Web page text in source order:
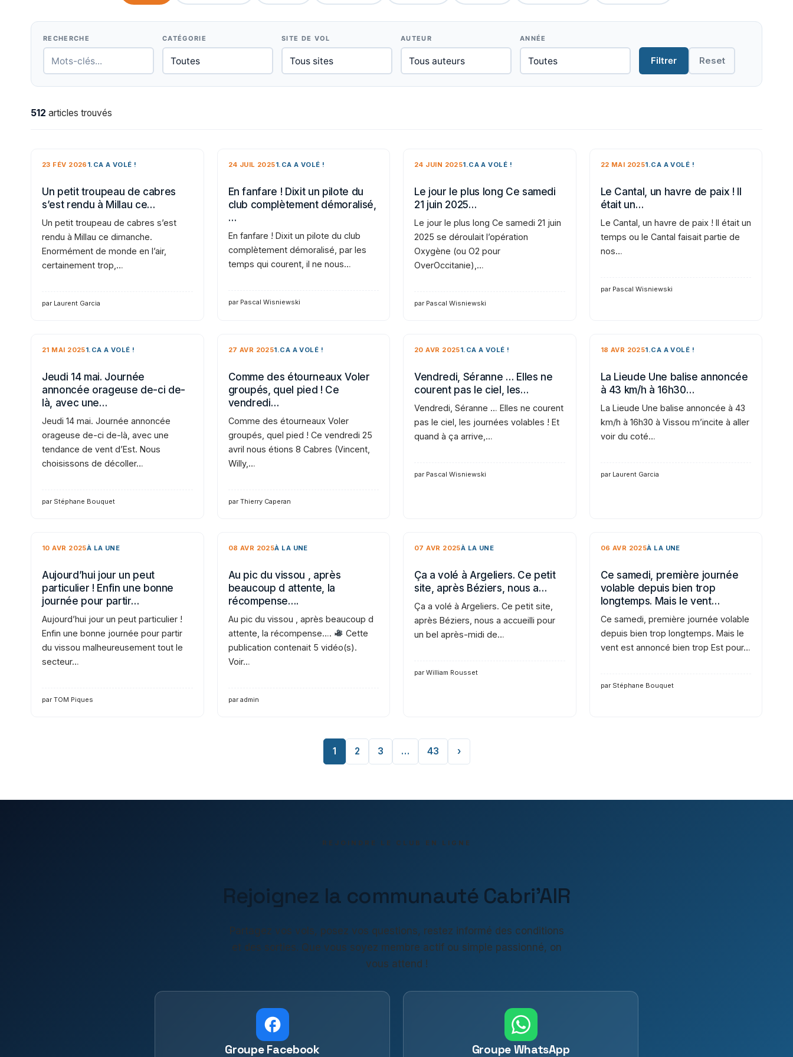
RECHERCHE CATÉGORIE SITE DE VOL AUTEUR ANNÉE
Filtrer Reset
512 articles trouvés
23 FÉV 2026 1.CA A VOLÉ !
Un petit troupeau de cabres
s’est rendu à Millau ce…
Un petit troupeau de cabres s’est
rendu à Millau ce dimanche.
Enormément de monde en l’air,
certainement trop,…
par Laurent Garcia
24 JUIL 20251.CA A VOLÉ !
En fanfare ! Dixit un pilote du
club complètement démoralisé,
…
En fanfare ! Dixit un pilote du club
complètement démoralisé, par les
temps qui courent, il ne nous…
par Pascal Wisniewski
24 JUIN 20251.CA A VOLÉ !
Le jour le plus long Ce samedi
21 juin 2025…
Le jour le plus long Ce samedi 21 juin
2025 se déroulait l’opération
Oxygène (ou O2 pour
OverOccitanie),…
par Pascal Wisniewski
22 MAI 20251.CA A VOLÉ !
Le Cantal, un havre de paix ! Il
était un…
Le Cantal, un havre de paix ! Il était un
temps ou le Cantal faisait partie de
nos…
par Pascal Wisniewski
21 MAI 20251.CA A VOLÉ !
Jeudi 14 mai. Journée
annoncée orageuse de-ci de-
là, avec une…
Jeudi 14 mai. Journée annoncée
orageuse de-ci de-là, avec une
tendance de vent d’Est. Nous
choisissons de décoller…
par Stéphane Bouquet
27 AVR 20251.CA A VOLÉ !
Comme des étourneaux Voler
groupés, quel pied ! Ce
vendredi…
Comme des étourneaux Voler
groupés, quel pied ! Ce vendredi 25
avril nous étions 8 Cabres (Vincent,
Willy,…
par Thierry Caperan
20 AVR 20251.CA A VOLÉ !
Vendredi, Séranne … Elles ne
courent pas le ciel, les…
Vendredi, Séranne … Elles ne courent
pas le ciel, les journées volables ! Et
quand à ça arrive,…
par Pascal Wisniewski
18 AVR 20251.CA A VOLÉ !
La Lieude Une balise annoncée
à 43 km/h à 16h30…
La Lieude Une balise annoncée à 43
km/h à 16h30 à Vissou m’incite à aller
voir du coté…
par Laurent Garcia
10 AVR 2025À LA UNE
Aujourd’hui jour un peut
particulier ! Enfin une bonne
journée pour partir…
Aujourd’hui jour un peut particulier !
Enfin une bonne journée pour partir
du vissou malheureusement tout le
secteur…
par TOM Piques
08 AVR 2025À LA UNE
Au pic du vissou , après
beaucoup d attente, la
récompense….
Au pic du vissou , après beaucoup d
attente, la récompense….
Cette
publication contenait 5 vidéo(s).
Voir…
par admin
07 AVR 2025À LA UNE
Ça a volé à Argeliers. Ce petit
site, après Béziers, nous a…
Ça a volé à Argeliers. Ce petit site,
après Béziers, nous a accueilli pour
un bel après-midi de…
par William Rousset
06 AVR 2025À LA UNE
Ce samedi, première journée
volable depuis bien trop
longtemps. Mais le vent…
Ce samedi, première journée volable
depuis bien trop longtemps. Mais le
vent est annoncé bien trop Est pour…
par Stéphane Bouquet
1 2 3 … 43 ›
REJOINDRE LE CLUB EN LIGNE
Rejoignez la communauté Cabri'AIR
Partagez vos vols, posez vos questions, restez informé des conditions
et des sorties. Que vous soyez membre actif ou simple passionné, on
vous attend !
Groupe Facebook Groupe WhatsApp